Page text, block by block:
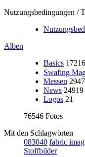
Nutzungsbedingungen /
Alben
Basics 17216
Swafing
Messen
News 24919
Logos 21
76546 Fotos
Mit den Schlagwörten
083040 fabric
Stoffbilder